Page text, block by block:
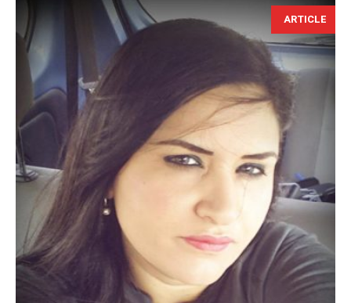
ARTICLE